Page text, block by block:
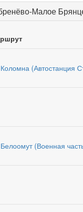
Малое
Коломна (Автостанция
Белоомут (Военная